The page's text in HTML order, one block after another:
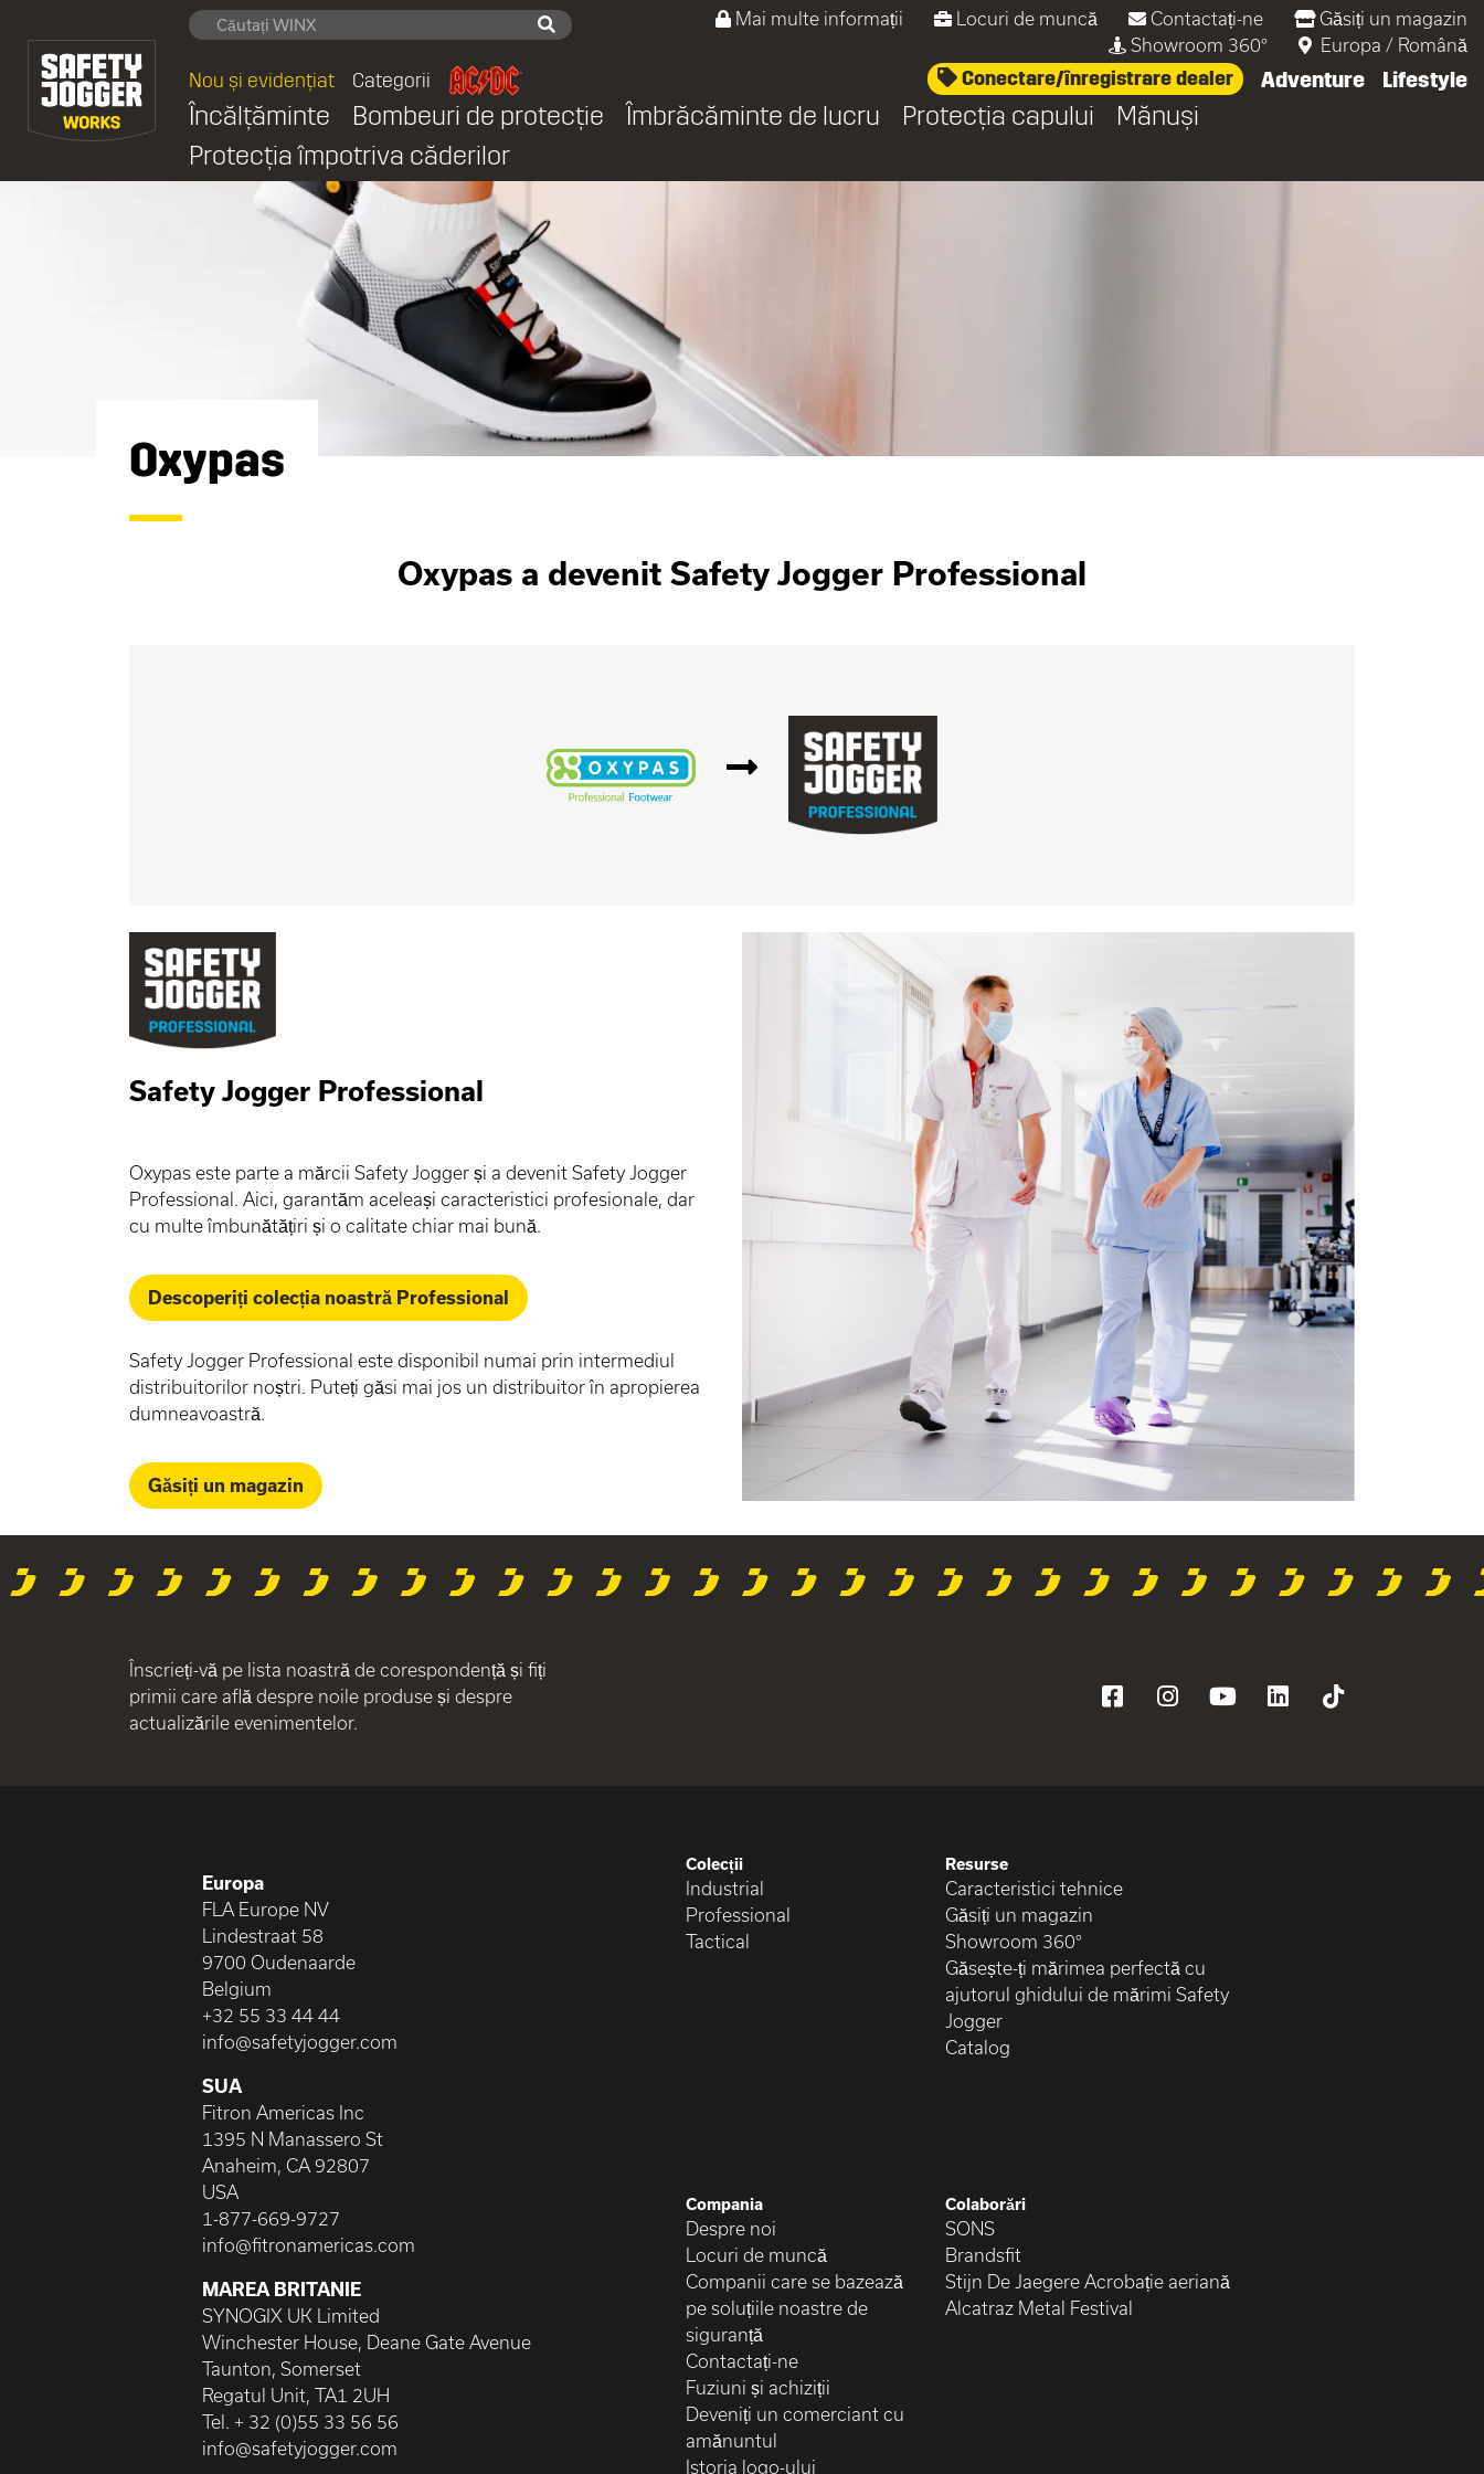
Mai multe informații Locuri de muncă Contactați-ne
Găsiți un magazin
Showroom 360°
Europa / Română
Nou și evidențiat Categorii Conectare/înregistrare dealer Adventure Lifestyle
Încălțăminte Bombeuri de protecție Îmbrăcăminte de lucru Protecția capului
Mănuși
Protecția împotriva căderilor
Oxypas
Oxypas a devenit Safety Jogger Professional
Safety Jogger Professional
Oxypas este parte a mărcii Safety Jogger și a devenit Safety Jogger
Professional. Aici, garantăm aceleași caracteristici profesionale, dar
cu multe îmbunătățiri și o calitate chiar mai bună.
Descoperiți colecția noastră Professional
Safety Jogger Professional este disponibil numai prin intermediul
distribuitorilor noștri. Puteți găsi mai jos un distribuitor în apropierea
dumneavoastră.
Găsiți un magazin
Înscrieți-vă pe lista noastră de corespondență și fiți
primii care află despre noile produse și despre
actualizările evenimentelor.
Europa
FLA Europe NV
Lindestraat 58
9700 Oudenaarde
Belgium
+32 55 33 44 44
info@safetyjogger.com
SUA
Fitron Americas Inc
1395 N Manassero St
Anaheim, CA 92807
USA
1-877-669-9727
info@fitronamericas.com
MAREA BRITANIE
SYNOGIX UK Limited
Winchester House, Deane Gate Avenue
Taunton, Somerset
Regatul Unit, TA1 2UH
Tel. + 32 (0)55 33 56 56
info@safetyjogger.com
Colecții
Industrial
Professional
Tactical
Resurse
Caracteristici tehnice
Găsiți un magazin
Showroom 360°
Găsește-ți mărimea perfectă cu
ajutorul ghidului de mărimi Safety
Jogger
Catalog
Compania
Despre noi
Locuri de muncă
Companii care se bazează
pe soluțiile noastre de
siguranță
Contactați-ne
Fuziuni și achiziții
Deveniți un comerciant cu
amănuntul
Istoria logo-ului
Colaborări
SONS
Brandsfit
Stijn De Jaegere Acrobație aeriană
Alcatraz Metal Festival